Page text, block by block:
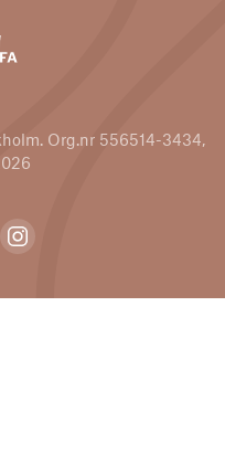
Org.nr 556514-3434,
Youtubekanal
Svefas Instagram